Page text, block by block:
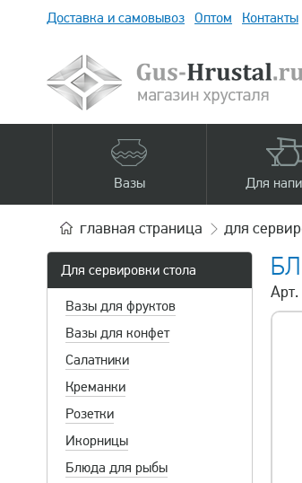
Доставка и самовывоз Оптом Контакты
Вазы Для
главная страница для
Для сервировки стола
Вазы для фруктов
Вазы для конфет
Салатники
Креманки
Розетки
Икорницы
Блюда для рыбы